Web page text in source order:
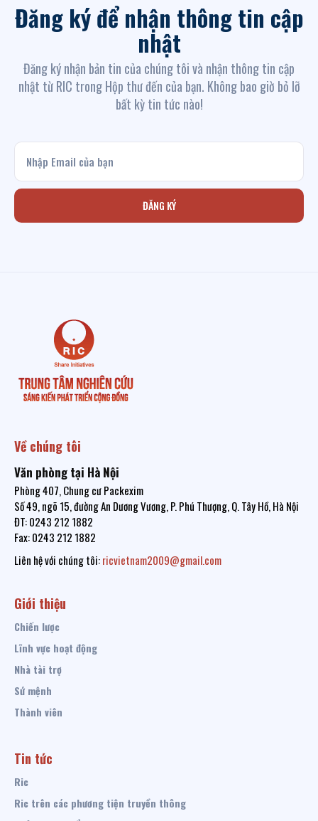
Đăng ký để nhận thông tin cập
nhật
Đăng ký nhận bản tin của chúng tôi và nhận thông tin cập
nhật từ RIC trong Hộp thư đến của bạn. Không bao giờ bỏ lỡ
bất kỳ tin tức nào!
ĐĂNG KÝ
Về chúng tôi
Văn phòng tại Hà Nội
Phòng 407, Chung cư Packexim
Số 49, ngõ 15, đường An Dương Vương, P. Phú Thượng, Q. Tây Hồ, Hà Nội
ĐT: 0243 212 1882
Fax: 0243 212 1882
Liên hệ với chúng tôi:ricvietnam2009@gmail.com
Giới thiệu
Chiến lược
Lĩnh vực hoạt động
Nhà tài trợ
Sứ mệnh
Thành viên
Tin tức
Ric
Ric trên các phương tiện truyền thông